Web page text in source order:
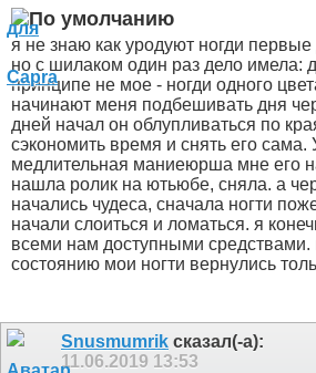
я не знаю как уродуют ногди
но с шилаком один раз дело имела:
принципе не мое - ногди одного
начинают меня подбешивать дня
дней начал он облупливаться по
сэкономить время и снять его сама.
медлительная маниеюрша мне его
нашла ролик на ютьюбе, сняла. а
начались чудеса, сначала ногти
начали слоиться и ломаться. я
всеми нам доступными
состоянию мои ногти вернулись
Snusmumrik сказал(-а):
11.06.2019 13:53